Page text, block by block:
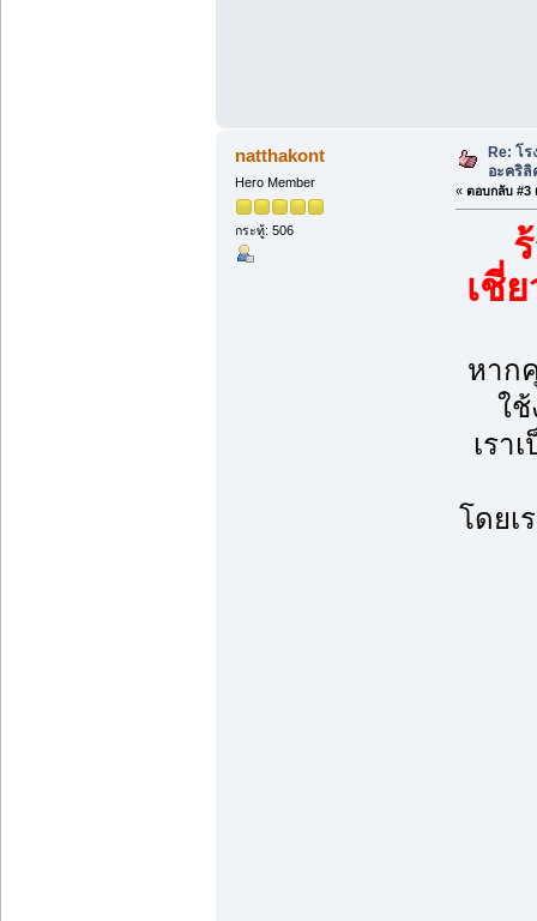
natthakont
Hero Member
กระทู้: 506
Re: โ
อะคริลิ
« ตอบกลับ #3
เชี่
หาก
ใ
เรา
โดยเ